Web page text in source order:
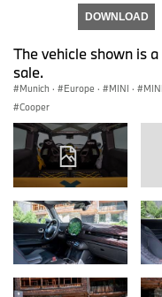
DOWNLOAD
The vehicle shown is
sale.
Munich · Europe · MINI ·
Cooper